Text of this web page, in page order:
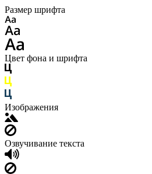
Размер шрифта
Цвет фона и шрифта
Изображения
Озвучивание текста